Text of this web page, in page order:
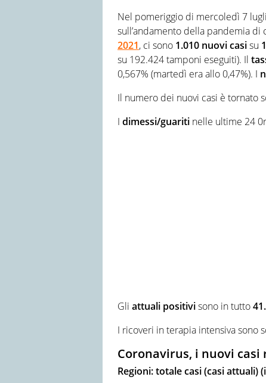
Nel pomeriggio di mercoledì 7
sull’andamento della pandemia di
2021, ci sono 1.010 nuovi casisu
su 192.424 tamponi eseguiti). Il
0,567% (martedì era allo 0,47%). I
Il numero dei nuovi casi è tornato
I dimessi/guariti nelle ultime 24
Gli attuali positivisono in tutto
I ricoveri in terapia intensiva sono
Coronavirus, i nuovi
Regioni: totale casi (casi attuali)